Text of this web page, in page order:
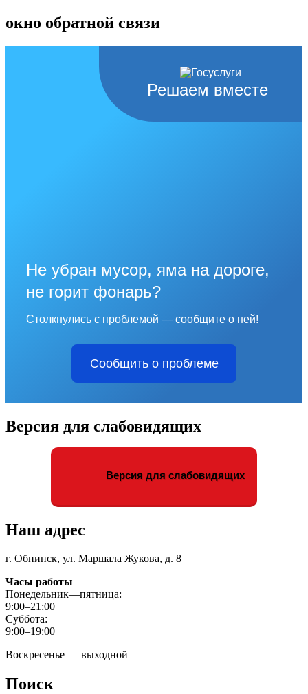
окно обратной связи
Решаем вместе
Не убран мусор, яма на дороге,
не горит фонарь?
Столкнулись с проблемой — сообщите о ней!
Сообщить о проблеме
Версия для слабовидящих
Версия для слабовидящих
Наш адрес
г. Обнинск, ул. Маршала Жукова, д. 8
Часы работы
Понедельник—пятница:
9:00–21:00
Суббота:
9:00–19:00
Воскресенье — выходной
Поиск